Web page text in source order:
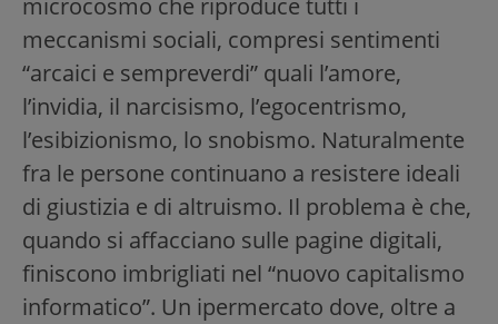
microcosmo che riproduce tutti i
meccanismi sociali, compresi sentimenti
“arcaici e sempreverdi” quali l’amore,
l’invidia, il narcisismo, l’egocentrismo,
l’esibizionismo, lo snobismo. Naturalmente
fra le persone continuano a resistere ideali
di giustizia e di altruismo. Il problema è che,
quando si affacciano sulle pagine digitali,
finiscono imbrigliati nel “nuovo capitalismo
informatico”. Un ipermercato dove, oltre a